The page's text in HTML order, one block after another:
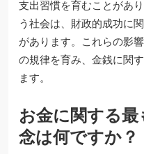
支出習慣を育むことがあ
う社会は、財政的成功に
があります。これらの影
の規律を育み、金銭に関
ます。
お金に関する
念は何ですか？